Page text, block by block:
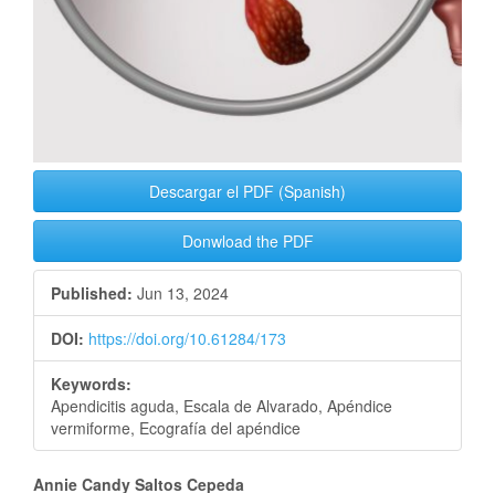
Descargar el PDF (Spanish)
Donwload the PDF
Published: Jun 13, 2024
DOI: https://doi.org/10.61284/173
Keywords:
Apendicitis aguda, Escala de Alvarado, Apéndice
vermiforme, Ecografía del apéndice
Annie Candy Saltos Cepeda